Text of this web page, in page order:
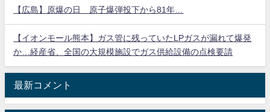
【広島】原爆の日 原子爆弾投下から81年…
【イオンモール熊本】ガス管に残っていたLPガスが漏れて爆発
か…経産省、全国の大規模施設でガス供給設備の点検要請
最新コメント